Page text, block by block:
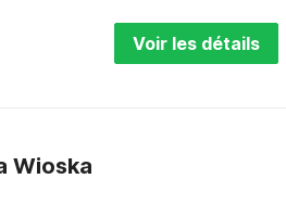
Voir les détails
Wioska